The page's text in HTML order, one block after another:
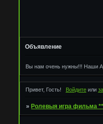
Объявление
Вы нам очень нужны!!! Наши
Привет, Гость! Войдитеили
» Ролевыя игра фильма